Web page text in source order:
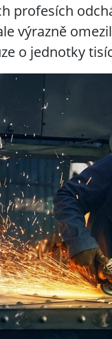
profesích
výrazně
o jednotky